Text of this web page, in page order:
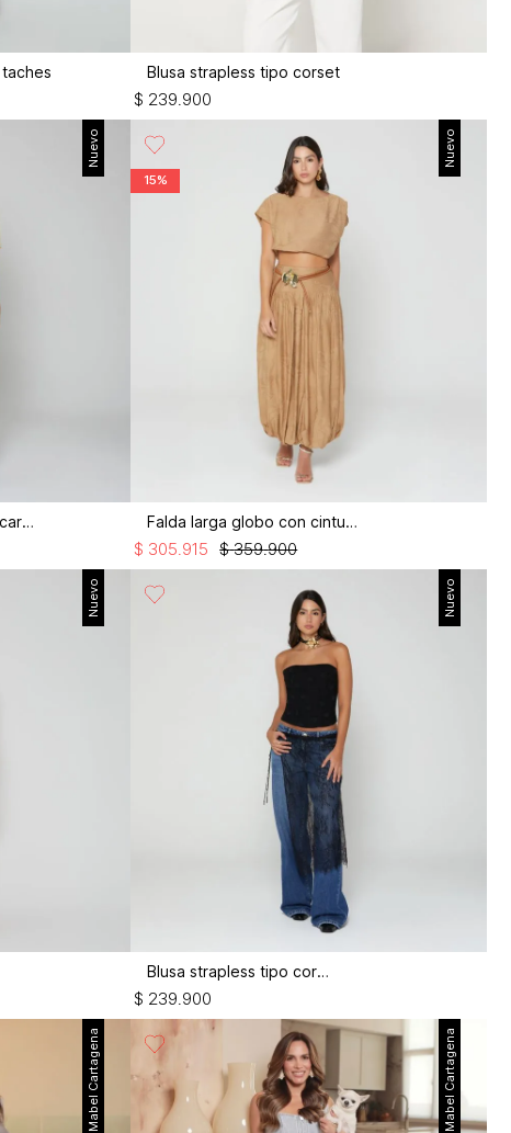
Blusa strapless tipo corset
$ 239.900
Nuevo
Jean palazo tiro alto bolsillo cargo
Nuevo
15%
Falda larga globo con cinturón
$ 359.900
$ 305.915
Nuevo Nuevo
Blusa strapless tipo corset
$ 239.900
Mabel Cartagena Mabel Cartagena